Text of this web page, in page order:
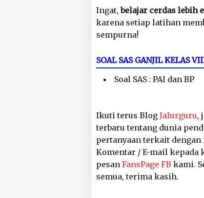
Ingat,belajar cerdas lebih
karena setiap latihan
sempurna!
SOAL SAS GANJIL KELAS
Soal SAS : PAI dan BP
Ikuti terus Blog Jalurguru,
terbaru tentang dunia
pertanyaan terkait
Komentar / E-mail kepada
pesan FansPage FB kami.
semua, terima kasih.